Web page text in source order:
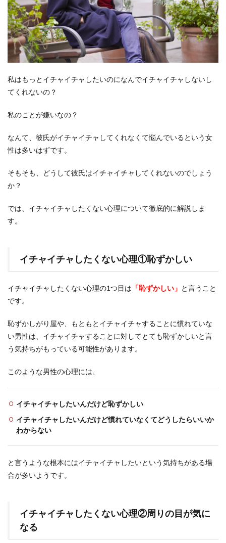
私はもっとイチャイチャしたいのになんでイチャイチャしないし
てくれないの？
私のことが嫌いなの？
なんて、彼氏がイチャイチャしてくれなくて悩んでいるという女
性は多いはずです。
そもそも、どうして彼氏はイチャイチャしてくれないのでしょう
か？
では、イチャイチャしたくない心理について徹底的に解説しま
す。
イチャイチャしたくない心理①恥ずかしい
イチャイチャしたくない心理の1つ目は 「恥ずかしい」 と言うこと
です。
恥ずかしがり屋や、もともとイチャイチャすることに慣れていな
い男性は、イチャイチャすることに対してとても恥ずかしいと言
う気持ちがもっている可能性があります。
このような男性の心理には、
イチャイチャしたいんだけど恥ずかしい
イチャイチャしたいんだけど慣れていなくてどうしたらいいか
わからない
と言うような根本にはイチャイチャしたいという気持ちがある場
合が多いようです。
イチャイチャしたくない心理②周りの目が気に
なる